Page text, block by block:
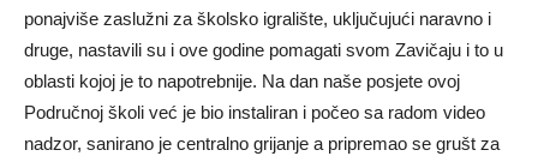
ponajviše zaslužni za školsko igralište, uključujući naravno i
druge, nastavili su i ove godine pomagati svom Zavičaju i to u
oblasti kojoj je to napotrebnije. Na dan naše posjete ovoj
Područnoj školi već je bio instaliran i počeo sa radom video
nadzor, sanirano je centralno grijanje a pripremao se grušt za